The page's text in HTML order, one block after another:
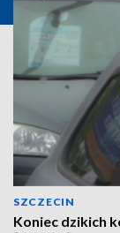
SZCZECIN
Koniec dzikich